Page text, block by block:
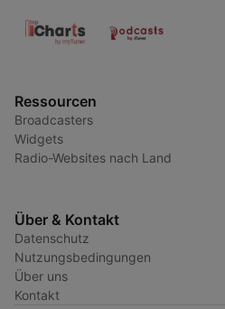
Ressourcen
Broadcasters
Widgets
Radio-Websites nach Land
Über & Kontakt
Datenschutz
Nutzungsbedingungen
Über uns
Kontakt